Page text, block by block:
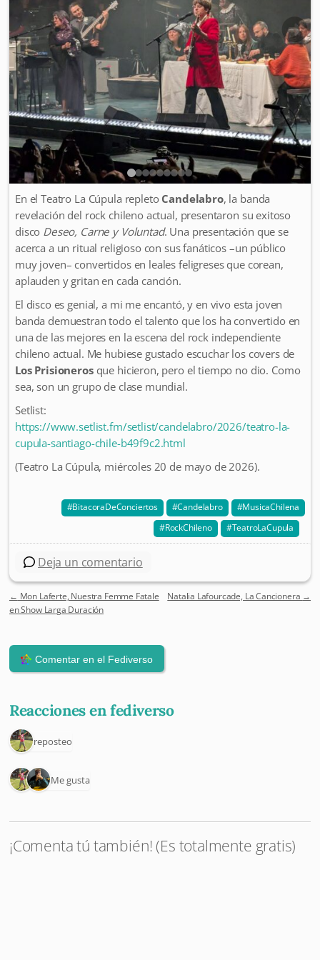
En el Teatro La Cúpula repleto Candelabro, la banda
revelación del rock chileno actual, presentaron su exitoso
disco Deseo, Carne y Voluntad. Una presentación que se
acerca a un ritual religioso con sus fanáticos –un público
muy joven– convertidos en leales feligreses que corean,
aplauden y gritan en cada canción.
El disco es genial, a mi me encantó, y en vivo esta joven
banda demuestran todo el talento que los ha convertido en
una de las mejores en la escena del rock independiente
chileno actual. Me hubiese gustado escuchar los covers de
Los Prisionerosque hicieron, pero el tiempo no dio. Como
sea, son un grupo de clase mundial.
Setlist:
https://www.setlist.fm/setlist/candelabro/2026/teatro-la-
cupula-santiago-chile-b49f9c2.html
(Teatro La Cúpula, miércoles 20 de mayo de 2026).
BitacoraDeConciertos Candelabro
MusicaChilena
RockChileno
TeatroLaCupula
Deja un comentario
Post navigation
← Mon Laferte, Nuestra Femme Fatale
en Show Larga Duración
Natalia Lafourcade, La Cancionera →
Reacciones en fediverso
1 reposteo
2 Me gusta
¡Comenta tú también! (Es totalmente gratis)